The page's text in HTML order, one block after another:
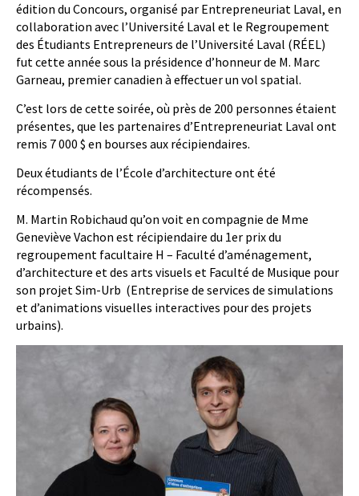
édition du Concours, organisé par Entrepreneuriat Laval, en
collaboration avec l’Université Laval et le Regroupement
des Étudiants Entrepreneurs de l’Université Laval (RÉEL)
fut cette année sous la présidence d’honneur de M. Marc
Garneau, premier canadien à effectuer un vol spatial.
C’est lors de cette soirée, où près de 200 personnes étaient
présentes, que les partenaires d’Entrepreneuriat Laval ont
remis 7 000 $ en bourses aux récipiendaires.
Deux étudiants de l’École d’architecture ont été
récompensés.
M. Martin Robichaud qu’on voit en compagnie de Mme
Geneviève Vachon est récipiendaire du 1er prix du
regroupement facultaire H – Faculté d’aménagement,
d’architecture et des arts visuels et Faculté de Musique pour
son projet Sim-Urb (Entreprise de services de simulations
et d’animations visuelles interactives pour des projets
urbains).